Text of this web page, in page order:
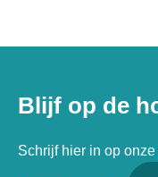
Blijf op de
Schrijf hier in op